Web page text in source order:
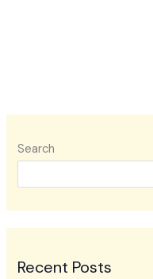
Search
Recent Posts